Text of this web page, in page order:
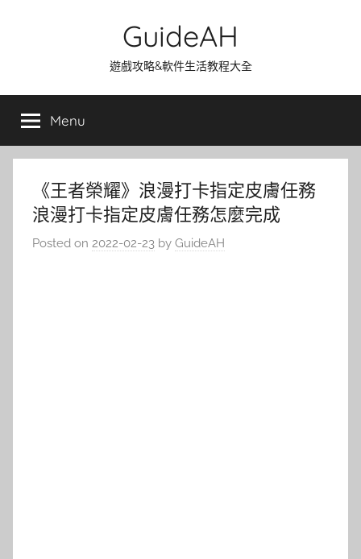
GuideAH
遊戲攻略&軟件生活教程大全
Menu
《王者榮耀》浪漫打卡指定皮膚任務
浪漫打卡指定皮膚任務怎麼完成
Posted on 2022-02-23 by GuideAH